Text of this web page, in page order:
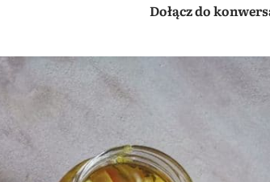
Dołącz do